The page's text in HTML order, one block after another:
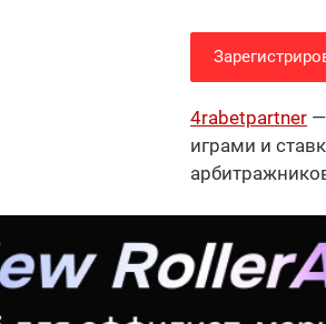
4rabetpartner
играми и